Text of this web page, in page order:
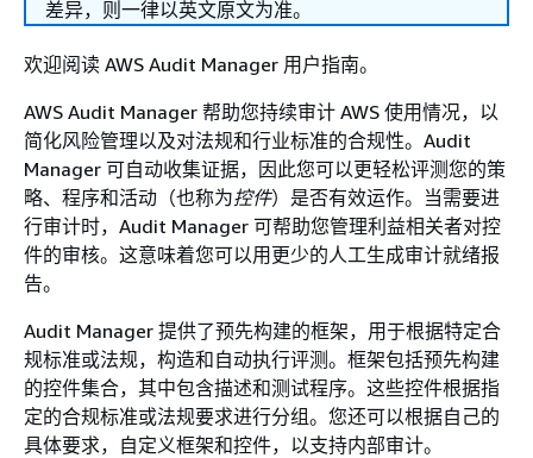
差异，则一律以英文原文为准。
欢迎阅读 AWS Audit Manager 用户指南。
AWS Audit Manager 帮助您持续审计 AWS 使用情况，以
简化风险管理以及对法规和行业标准的合规性。Audit
Manager 可自动收集证据，因此您可以更轻松评测您的策
略、程序和活动（也称为控件）是否有效运作。当需要进
行审计时，Audit Manager 可帮助您管理利益相关者对控
件的审核。这意味着您可以用更少的人工生成审计就绪报
告。
Audit Manager 提供了预先构建的框架，用于根据特定合
规标准或法规，构造和自动执行评测。框架包括预先构建
的控件集合，其中包含描述和测试程序。这些控件根据指
定的合规标准或法规要求进行分组。您还可以根据自己的
具体要求，自定义框架和控件，以支持内部审计。